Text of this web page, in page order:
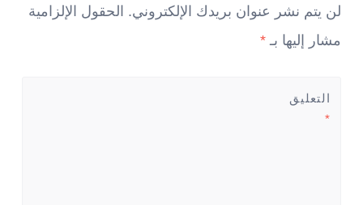
لن يتم نشر عنوان بريدك الإلكتروني. الحقول الإلزامية
مشار إليها بـ *
التعليق
*